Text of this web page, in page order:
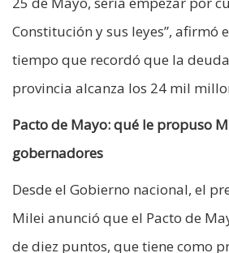
Constitución y sus leyes”, afirmó
tiempo que recordó que la
provincia alcanza los 24 mil
Pacto de Mayo: qué le propuso
gobernadores
Desde el Gobierno nacional, el
Milei anunció que el Pacto de
de diez puntos, que tiene como